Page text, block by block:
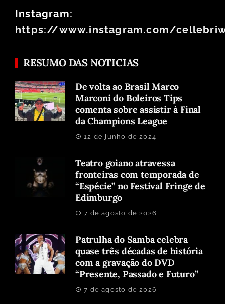
Instagram:
https://www.instagram.com/
RESUMO DAS NOTICIAS
De volta ao Brasil Marco
Marconi do Boleiros Tips
comenta sobre assistir à Final
da Champions League
12 de junho de 2024
Teatro goiano atravessa
fronteiras com temporada de
“Espécie” no Festival Fringe de
Edimburgo
7 de agosto de 2026
Patrulha do Samba celebra
quase três décadas de história
com a gravação do DVD
“Presente, Passado e Futuro”
7 de agosto de 2026